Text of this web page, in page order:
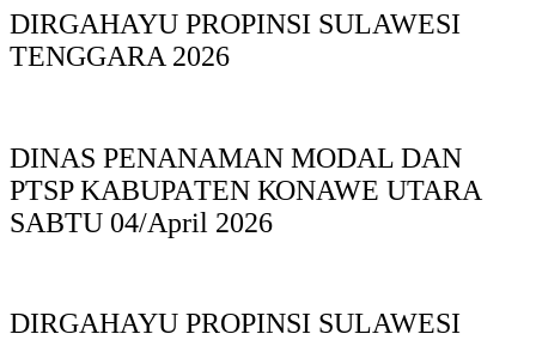
DIRGAHAYU PROPINSI SULAWESI
TENGGARA 2026
DINAS PΕΝΑΝΑΜAN MODAL DAN
PTSP KABUPAΤΕΝ ΚΟNAWE UTARA
SABTU 04/April 2026
DIRGAHAYU PROPINSI SULAWESI